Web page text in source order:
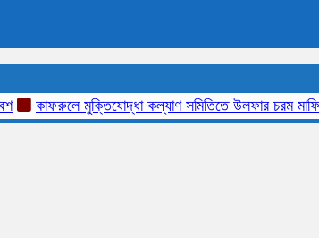
কাফরুলে মুক্তিযোদ্ধা কল্যাণ সমিতিতে উলফার চরম মাফিয়াতন্ত্র